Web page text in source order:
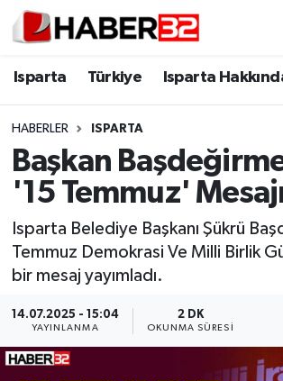
Isparta Türkiye Isparta
HABERLER ISPARTA
Başkan
'15 Temmuz'
Isparta Belediye Başkanı Şükrü
Temmuz Demokrasi Ve Milli Birlik
bir mesaj yayımladı.
14.07.2025 - 15:04
YAYINLANMA
2 DK
OKUNMA SÜRESI
Isparta
Esnaf Diyor ki;
ASAYİŞ
BİLİM VE TEKNOLOJİ
GENEL
Isparta Nöbetçi Eczaneler
Isparta Trafik Yoğunluk Haritası
Süper Lig Puan Durumu ve
Tüm Manşetler
Haber Arşivi